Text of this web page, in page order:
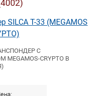
С
CRYPTO В